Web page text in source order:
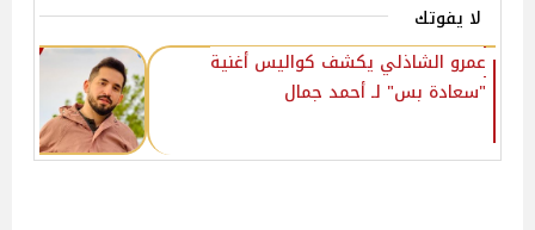
لا يفوتك
عمرو الشاذلي يكشف كواليس أغنية
"سعادة بس"‎ لـ أحمد جمال